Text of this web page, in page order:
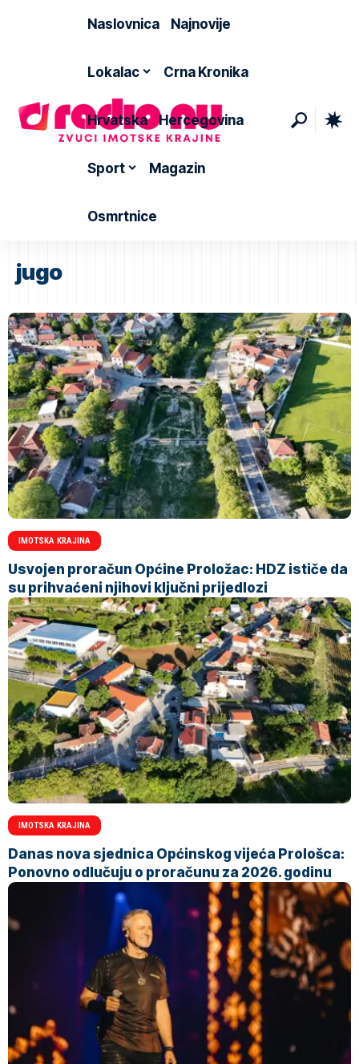
Naslovnica Najnovije
Lokalac Crna Kronika
Hrvatska Hercegovina
Sport Magazin
Osmrtnice
jugo
IMOTSKA KRAJINA
Usvojen proračun Općine Proložac: HDZ ističe da
su prihvaćeni njihovi ključni prijedlozi
IMOTSKA KRAJINA
Danas nova sjednica Općinskog vijeća Prološca:
Ponovno odlučuju o proračunu za 2026. godinu